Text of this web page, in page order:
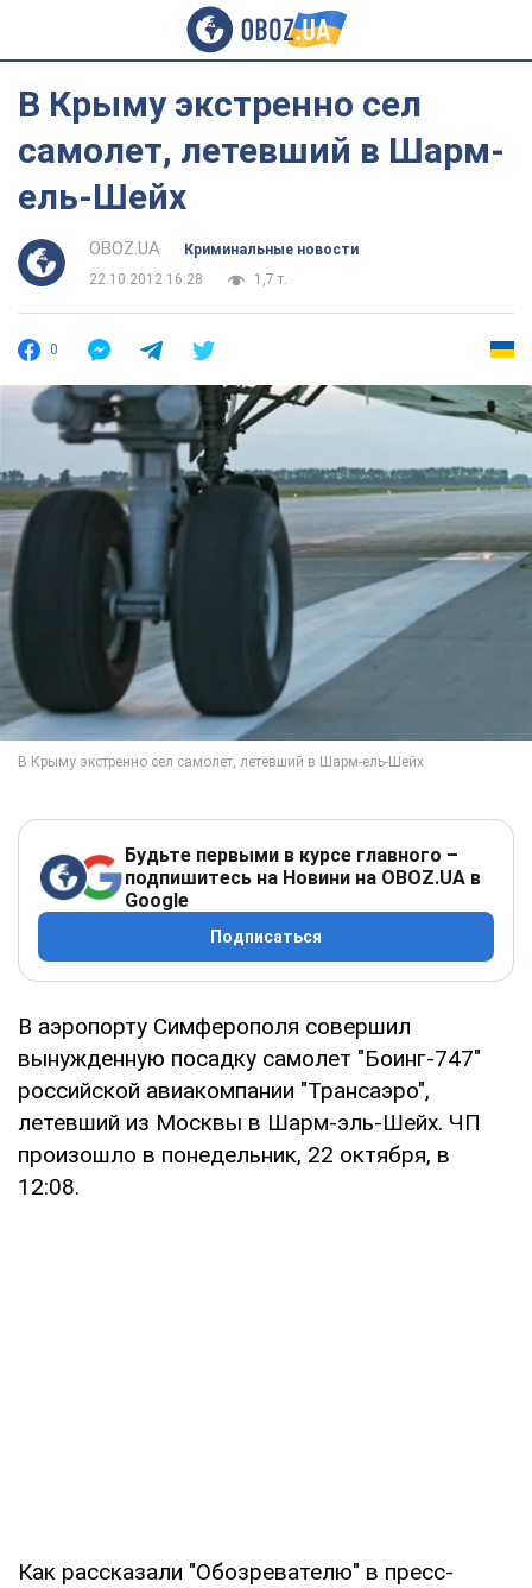
В Крыму экстренно сел
самолет, летевший в Шарм-
ель-Шейх
OBOZ.UA
Криминальные новости
22.10.2012 16:28
1,7 т.
0
Будьте первыми в курсе главного –
подпишитесь на Новини на OBOZ.UA в
Google
Подписаться
В аэропорту Симферополя совершил
вынужденную посадку самолет "Боинг-747"
российской авиакомпании "Трансаэро",
летевший из Москвы в Шарм-эль-Шейх. ЧП
произошло в понедельник, 22 октября, в
12:08.
Как рассказали "Обозревателю" в пресс-